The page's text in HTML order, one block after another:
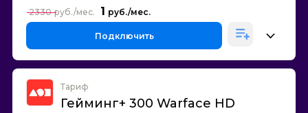
1
2330
Подключить
Тариф
Гейминг+ 300 Warface HD